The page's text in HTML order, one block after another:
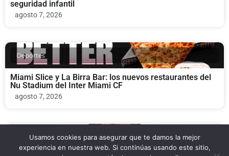
seguridad infantil
agosto 7, 2026
Deportes
Miami Slice y La Birra Bar: los nuevos restaurantes del
Nu Stadium del Inter Miami CF
agosto 7, 2026
Noticia Local
Usamos cookies para asegurar que te damos la mejor
experiencia en nuestra web. Si continúas usando este sitio,